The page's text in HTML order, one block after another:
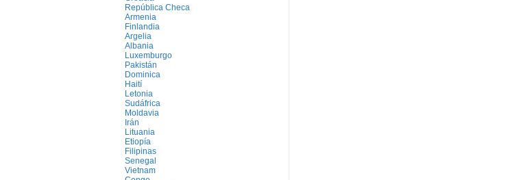
República Checa
Armenia
Finlandia
Argelia
Albania
Luxemburgo
Pakistán
Dominica
Haití
Letonia
Sudáfrica
Moldavia
Irán
Lituania
Etiopía
Filipinas
Senegal
Vietnam